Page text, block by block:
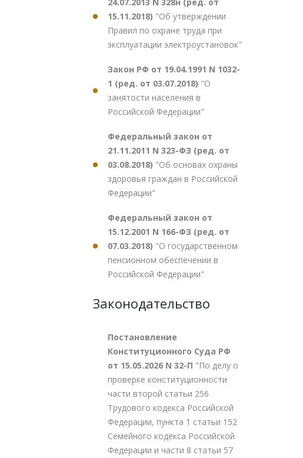
15.11.2018) "Об утверждении
Правил по охране труда при
эксплуатации электроустановок"
Закон РФ от 19.04.1991 N 1032-
1 (ред. от 03.07.2018) "О
занятости населения в
Российской Федерации"
Федеральный закон от
21.11.2011 N 323-ФЗ (ред. от
03.08.2018) "Об основах охраны
здоровья граждан в Российской
Федерации"
Федеральный закон от
15.12.2001 N 166-ФЗ (ред. от
07.03.2018) "О государственном
пенсионном обеспечении в
Российской Федерации"
Законодательство
Постановление
Конституционного Суда РФ
от 15.05.2026 N 32-П "По делу о
проверке конституционности
части второй статьи 256
Трудового кодекса Российской
Федерации, пункта 1 статьи 152
Семейного кодекса Российской
Федерации и части 8 статьи 57